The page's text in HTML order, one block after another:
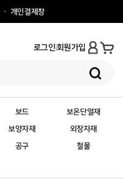
개인결제창
로그인회원가입
보드 보온단열재
보양자재 외장자재
공구 철물